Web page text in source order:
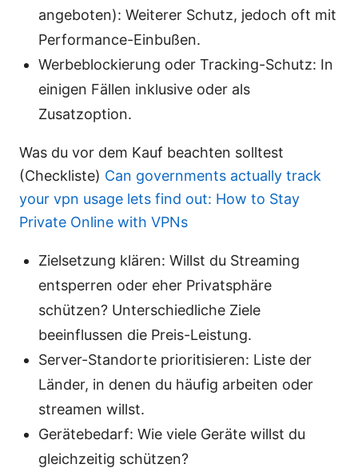
angeboten): Weiterer Schutz, jedoch oft mit
Performance-Einbußen.
Werbeblockierung oder Tracking-Schutz: In
einigen Fällen inklusive oder als
Zusatzoption.
Was du vor dem Kauf beachten solltest
(Checkliste) Can governments actually track
your vpn usage lets find out: How to Stay
Private Online with VPNs
Zielsetzung klären: Willst du Streaming
entsperren oder eher Privatsphäre
schützen? Unterschiedliche Ziele
beeinflussen die Preis-Leistung.
Server-Standorte prioritisieren: Liste der
Länder, in denen du häufig arbeiten oder
streamen willst.
Gerätebedarf: Wie viele Geräte willst du
gleichzeitig schützen?